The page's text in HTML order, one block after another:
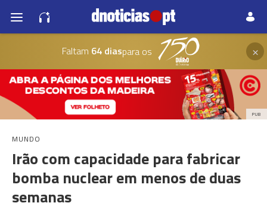
Faltam 64 diaspara os ×
PUB
MUNDO
Irão com capacidade para fabricar
bomba nuclear em menos de duas
semanas